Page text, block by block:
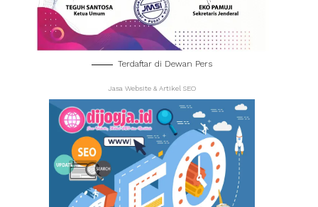
Terdaftar di Dewan Pers
Jasa Website & Artikel SEO